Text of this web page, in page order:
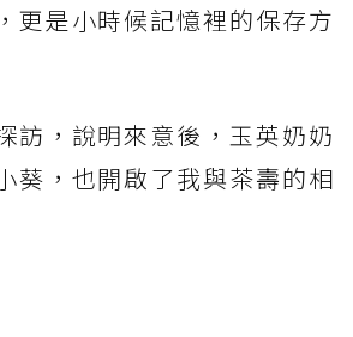
更是小時候記憶裡的保存方
訪，說明來意後，玉英奶奶
葵，也開啟了我與茶壽的相